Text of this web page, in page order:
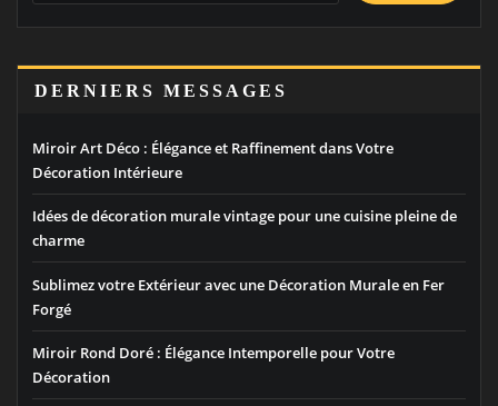
DERNIERS MESSAGES
Miroir Art Déco : Élégance et Raffinement dans Votre
Décoration Intérieure
Idées de décoration murale vintage pour une cuisine pleine de
charme
Sublimez votre Extérieur avec une Décoration Murale en Fer
Forgé
Miroir Rond Doré : Élégance Intemporelle pour Votre
Décoration